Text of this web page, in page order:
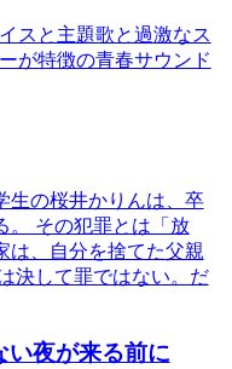
スと主題歌と過激なス
が特徴の青春サウンド
生の桜井かりんは、卒
。 その犯罪とは「放
は、自分を捨てた父親
決して罪ではない。だ
い夜が来る前に